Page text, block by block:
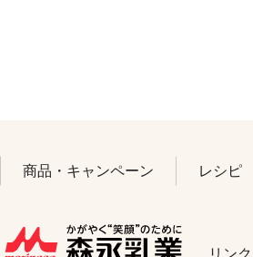
商品・キャンペーン レシピ
リンク